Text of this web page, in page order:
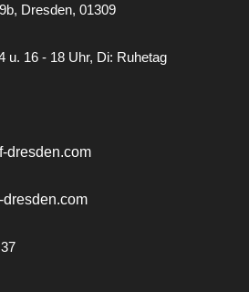
Dresden 01309
u. 16 - 18 Uhr, Di: Ruhetag
dresden.com